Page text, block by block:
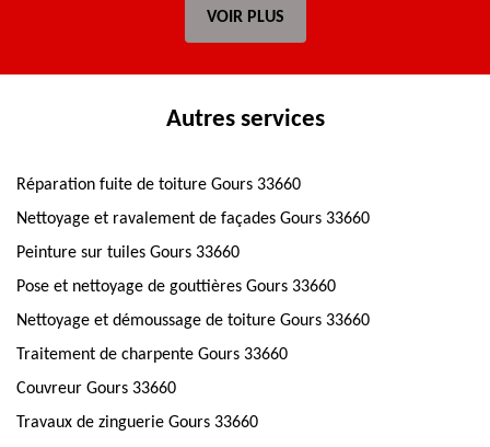
VOIR PLUS
Autres services
Réparation fuite de toiture Gours 33660
Nettoyage et ravalement de façades Gours 33660
Peinture sur tuiles Gours 33660
Pose et nettoyage de gouttières Gours 33660
Nettoyage et démoussage de toiture Gours 33660
Traitement de charpente Gours 33660
Couvreur Gours 33660
Travaux de zinguerie Gours 33660